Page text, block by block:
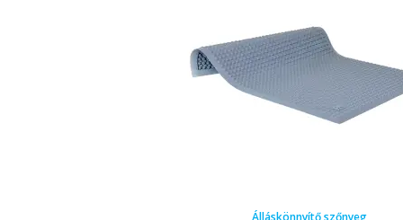
Álláskönnyítő szőnyeg